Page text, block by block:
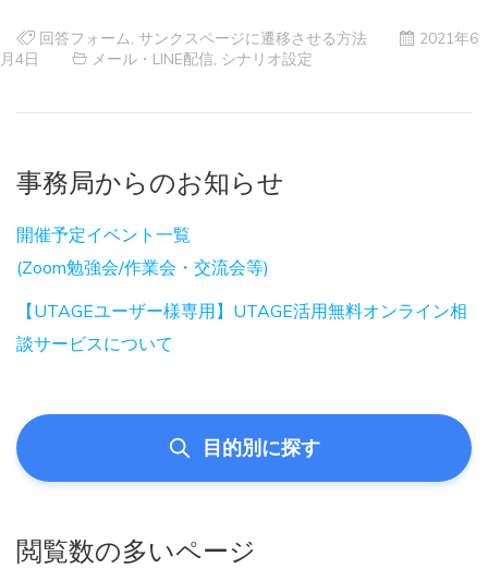
回答フォーム サンクスページに遷移させる方法
2021年6
月4日
メール・LINE配信 シナリオ設定
事務局からのお知らせ
開催予定イベント一覧
(Zoom勉強会/作業会・交流会等)
【UTAGEユーザー様専用】UTAGE活用無料オンライン相
談サービスについて
目的別に探す
閲覧数の多いページ